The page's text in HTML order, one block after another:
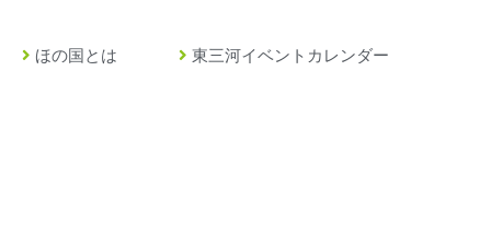
ほの国とは
東三河イベントカレンダー